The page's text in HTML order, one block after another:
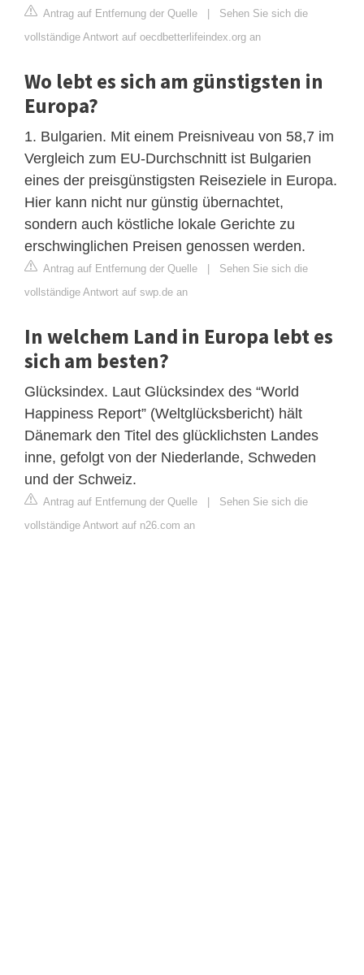
Antrag auf Entfernung der Quelle | Sehen Sie sich die
vollständige Antwort auf oecdbetterlifeindex.org an
Wo lebt es sich am günstigsten in
Europa?
1. Bulgarien. Mit einem Preisniveau von 58,7 im
Vergleich zum EU-Durchschnitt ist Bulgarien
eines der preisgünstigsten Reiseziele in Europa.
Hier kann nicht nur günstig übernachtet,
sondern auch köstliche lokale Gerichte zu
erschwinglichen Preisen genossen werden.
Antrag auf Entfernung der Quelle | Sehen Sie sich die
vollständige Antwort auf swp.de an
In welchem Land in Europa lebt es
sich am besten?
Glücksindex. Laut Glücksindex des “World
Happiness Report” (Weltglücksbericht) hält
Dänemark den Titel des glücklichsten Landes
inne, gefolgt von der Niederlande, Schweden
und der Schweiz.
Antrag auf Entfernung der Quelle | Sehen Sie sich die
vollständige Antwort auf n26.com an